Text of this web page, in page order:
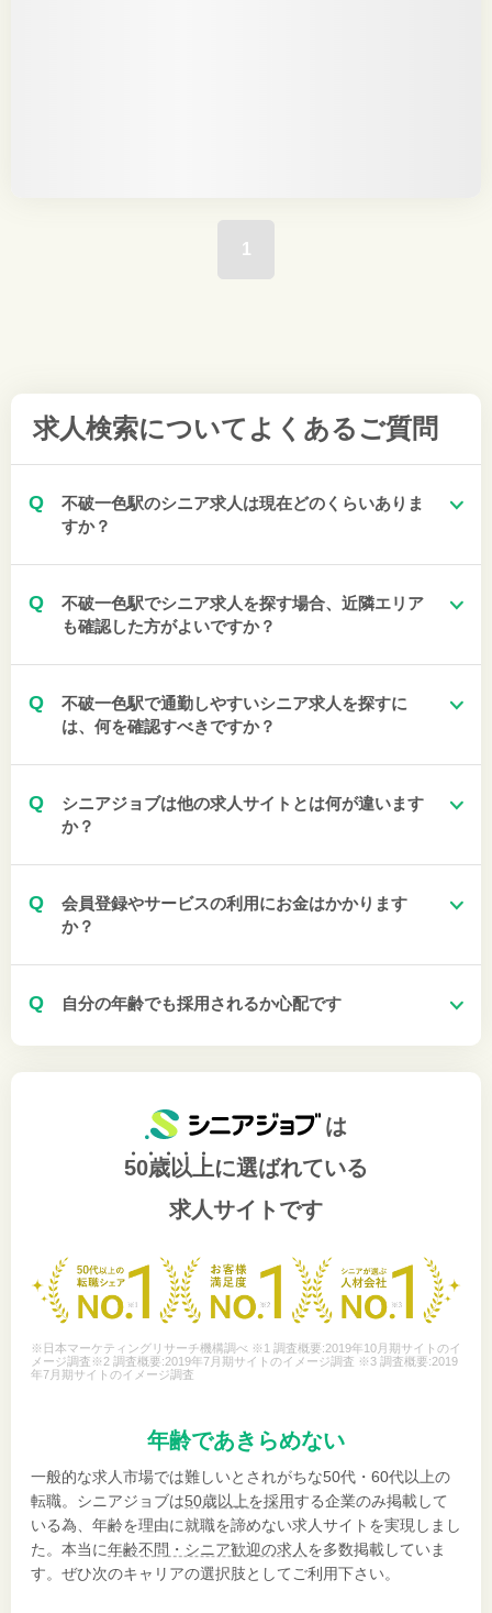
1
求人検索について よくあるご質問
Q
不破一色駅のシニア求人は現在どのくらいありま
すか？
Q
不破一色駅でシニア求人を探す場合、近隣エリア
も確認した方がよいですか？
Q
不破一色駅で通勤しやすいシニア求人を探すに
は、何を確認すべきですか？
Q
シニアジョブは他の求人サイトとは何が違います
か？
Q
会員登録やサービスの利用にお金はかかります
か？
Q 自分の年齢でも採用されるか心配です
は
50歳以上に選ばれている
求人サイトです
※日本マーケティングリサーチ機構調べ ※1 調査概要:2019年10月期サイトのイ
メージ調査※2 調査概要:2019年7月期サイトのイメージ調査 ※3 調査概要:2019
年7月期サイトのイメージ調査
年齢であきらめない
一般的な求人市場では難しいとされがちな50代・60代以上の
転職。シニアジョブは50歳以上を採用する企業のみ掲載して
いる為、年齢を理由に就職を諦めない求人サイトを実現しまし
た。本当に年齢不問・シニア歓迎の求人 を多数掲載していま
す。ぜひ次のキャリアの選択肢としてご利用下さい。